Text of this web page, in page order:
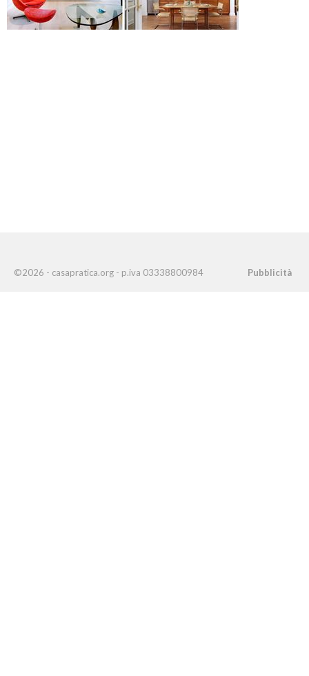
©2026 - casapratica.org - p.iva 03338800984 Pubblicità